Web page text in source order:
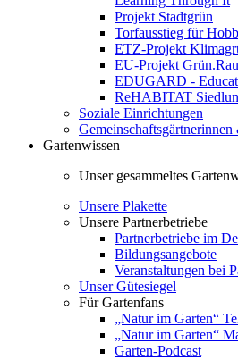
Projekt Stadtgrün
Torfausstieg für
ETZ-Projekt
EU-Projekt
EDUGARD -
ReHABITAT
Soziale Einrichtungen
Gartenwissen
Unser gesammeltes
Unsere Plakette
Unsere Partnerbetriebe
Partnerbetriebe im
Bildungsangebote
Veranstaltungen bei
Unser Gütesiegel
Für Gartenfans
„Natur im Garten“
„Natur im Garten“
Garten-Podcast